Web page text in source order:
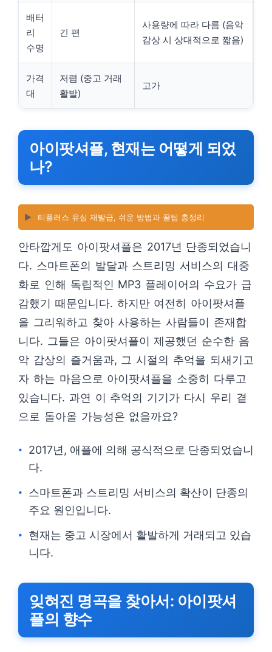
배터
리
수명
긴 편
사용량에 따라 다름 (음악
감상 시 상대적으로 짧음)
가격
대
저렴 (중고 거래
활발)
고가
아이팟셔플, 현재는 어떻게 되었
나?
▶️ 티플러스 유심 재발급, 쉬운 방법과 꿀팁 총정리
안타깝게도 아이팟셔플은 2017년 단종되었습니
다. 스마트폰의 발달과 스트리밍 서비스의 대중
화로 인해 독립적인 MP3 플레이어의 수요가 급
감했기 때문입니다. 하지만 여전히 아이팟셔플
을 그리워하고 찾아 사용하는 사람들이 존재합
니다. 그들은 아이팟셔플이 제공했던 순수한 음
악 감상의 즐거움과, 그 시절의 추억을 되새기고
자 하는 마음으로 아이팟셔플을 소중히 다루고
있습니다. 과연 이 추억의 기기가 다시 우리 곁
으로 돌아올 가능성은 없을까요?
2017년, 애플에 의해 공식적으로 단종되었습니
다.
스마트폰과 스트리밍 서비스의 확산이 단종의
주요 원인입니다.
현재는 중고 시장에서 활발하게 거래되고 있습
니다.
잊혀진 명곡을 찾아서: 아이팟셔
플의 향수